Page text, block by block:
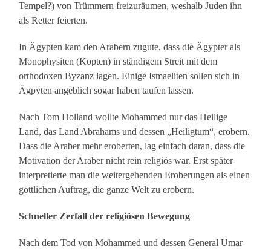
Tempel?) von Trümmern freizuräumen, weshalb Juden ihn
als Retter feierten.
In Ägypten kam den Arabern zugute, dass die Ägypter als
Monophysiten (Kopten) in ständigem Streit mit dem
orthodoxen Byzanz lagen. Einige Ismaeliten sollen sich in
Ägpyten angeblich sogar haben taufen lassen.
Nach Tom Holland wollte Mohammed nur das Heilige
Land, das Land Abrahams und dessen „Heiligtum“, erobern.
Dass die Araber mehr eroberten, lag einfach daran, dass die
Motivation der Araber nicht rein religiös war. Erst später
interpretierte man die weitergehenden Eroberungen als einen
göttlichen Auftrag, die ganze Welt zu erobern.
Schneller Zerfall der religiösen Bewegung
Nach dem Tod von Mohammed und dessen General Umar